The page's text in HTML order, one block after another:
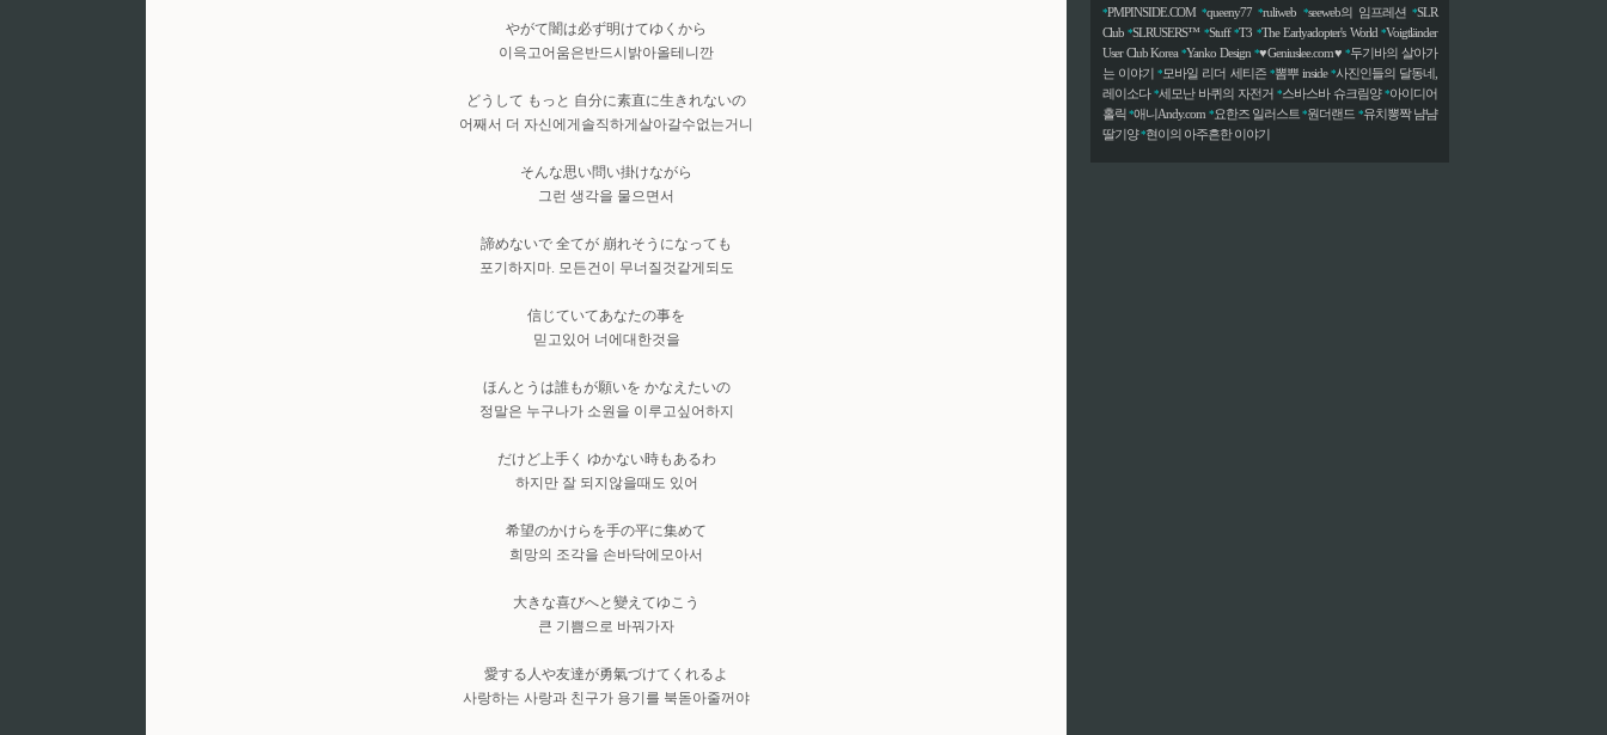
やがて闇は必ず明けてゆくから
이윽고어움은반드시밝아올테니깐
どうして もっと 自分に素直に生きれないの
어째서 더 자신에게솔직하게살아갈수없는거니
そんな思い問い掛けながら
그런 생각을 물으면서
諦めないで 全てが 崩れそうになっても
포기하지마. 모든건이 무너질것같게되도
信じていてあなたの事を
믿고있어 너에대한것을
ほんとうは誰もが願いを かなえたいの
정말은 누구나가 소원을 이루고싶어하지
だけど上手く ゆかない時もあるわ
하지만 잘 되지않을때도 있어
希望のかけらを手の平に集めて
희망의 조각을 손바닥에모아서
大きな喜びへと變えてゆこう
큰 기쁨으로 바꿔가자
愛する人や友達が勇氣づけてくれるよ
사랑하는 사랑과 친구가 용기를 북돋아줄꺼야
*PMPINSIDE.COM *queeny77 *ruliweb *seeweb의 임프레션 *SLR
Club *SLRUSERS™ *Stuff *T3 *The Earlyadopter's World *Voigtländer
User Club Korea *Yanko Design *♥Geniuslee.com♥ *두기바의 살아가
는 이야기 * 모바일 리더 세티즌 *뽐뿌 inside *사진인들의 달동네,
레이소다 *세모난 바퀴의 자전거 *스바스바 슈크림양 *아이디어
홀릭 *애니Andy.com *요한즈 일러스트 *원더랜드 *유치뽕짝 냠냠
딸기양 *현이의 아주흔한 이야기